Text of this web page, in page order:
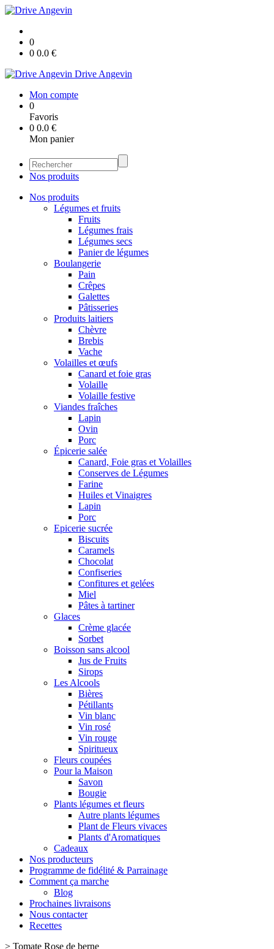
0
0 0.0 €
Drive Angevin
Mon compte
0
Favoris
0 0.0 €
Mon panier
Nos produits
Nos produits
Légumes et fruits
Fruits
Légumes frais
Légumes secs
Panier de légumes
Boulangerie
Pain
Crêpes
Galettes
Pâtisseries
Produits laitiers
Chèvre
Brebis
Vache
Volailles et œufs
Canard et foie gras
Volaille
Volaille festive
Viandes fraîches
Lapin
Ovin
Porc
Épicerie salée
Canard, Foie gras et Volailles
Conserves de Légumes
Farine
Huiles et Vinaigres
Lapin
Porc
Epicerie sucrée
Biscuits
Caramels
Chocolat
Confiseries
Confitures et gelées
Miel
Pâtes à tartiner
Glaces
Crème glacée
Sorbet
Boisson sans alcool
Jus de Fruits
Sirops
Les Alcools
Bières
Pétillants
Vin blanc
Vin rosé
Vin rouge
Spiritueux
Fleurs coupées
Pour la Maison
Savon
Bougie
Plants légumes et fleurs
Autre plants légumes
Plant de Fleurs vivaces
Plants d'Aromatiques
Cadeaux
Nos producteurs
Programme de fidélité & Parrainage
Comment ça marche
Blog
Prochaines livraisons
Nous contacter
Recettes
> Tomate Rose de berne